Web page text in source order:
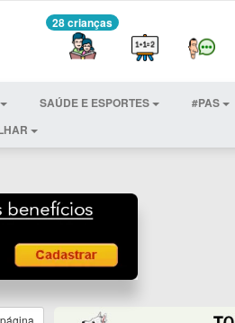
28 crianças
SAÚDE E ESPORTES
#PAS